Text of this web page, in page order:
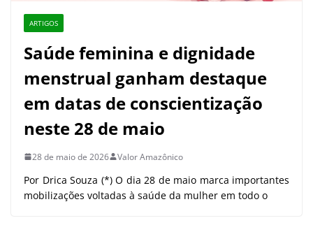
ARTIGOS
Saúde feminina e dignidade
menstrual ganham destaque
em datas de conscientização
neste 28 de maio
28 de maio de 2026 Valor Amazônico
Por Drica Souza (*) O dia 28 de maio marca importantes
mobilizações voltadas à saúde da mulher em todo o